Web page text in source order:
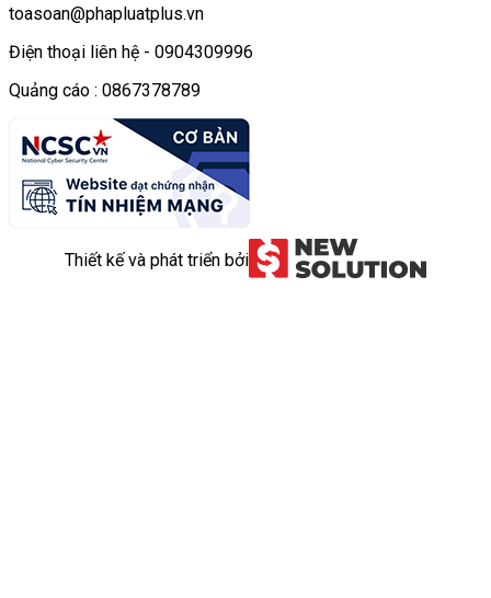
toasoan@phapluatplus.vn
Điện thoại liên hệ - 0904309996
Quảng cáo : 0867378789
Thiết kế và phát triển bởi